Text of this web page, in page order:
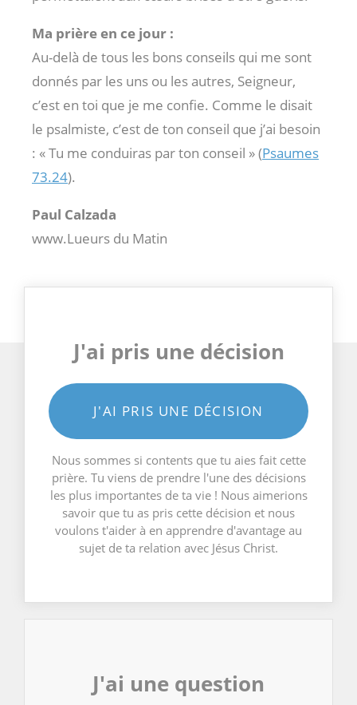
Ma prière en ce jour :
Au-delà de tous les bons conseils qui me sont
donnés par les uns ou les autres, Seigneur,
c’est en toi que je me confie. Comme le disait
le psalmiste, c’est de ton conseil que j’ai besoin
: « Tu me conduiras par ton conseil » (Psaumes
73.24).
Paul Calzada
www.Lueurs du Matin
J'ai pris une décision
J'AI PRIS UNE DÉCISION
Nous sommes si contents que tu aies fait cette
prière. Tu viens de prendre l'une des décisions
les plus importantes de ta vie ! Nous aimerions
savoir que tu as pris cette décision et nous
voulons t'aider à en apprendre d'avantage au
sujet de ta relation avec Jésus Christ.
J'ai une question